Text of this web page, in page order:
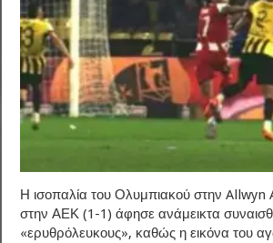
Η ισοπαλία του Ολυμπιακού στην Allwyn
στην ΑΕΚ (1-1) άφησε ανάμεικτα
«ερυθρόλευκους», καθώς η εικόνα του